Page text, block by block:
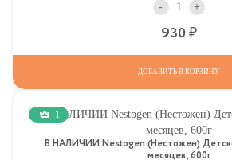
- +
930
ДОБАВИТЬ В КОРЗИНУ
1
В НАЛИЧИИ Nestogen (Нестожен)
месяцев, 600г